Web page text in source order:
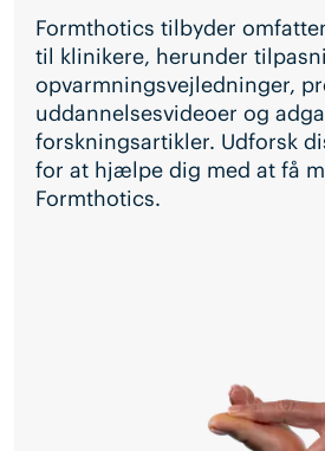
Formthotics tilbyder
til klinikere, herunder
opvarmningsvejledninger,
uddannelsesvideoer og
forskningsartikler. Udforsk
for at hjælpe dig med at få
Formthotics.